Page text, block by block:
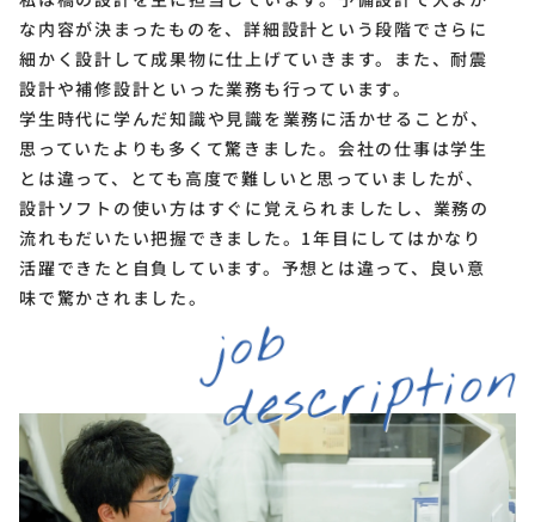
な内容が決まったものを、詳細設計という段階でさらに
細かく設計して成果物に仕上げていきます。また、耐震
設計や補修設計といった業務も行っています。
学生時代に学んだ知識や見識を業務に活かせることが、
思っていたよりも多くて驚きました。会社の仕事は学生
とは違って、とても高度で難しいと思っていましたが、
設計ソフトの使い方はすぐに覚えられましたし、業務の
流れもだいたい把握できました。1年目にしてはかなり
活躍できたと自負しています。予想とは違って、良い意
味で驚かされました。
job
description